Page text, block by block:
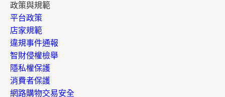
政策與規範
平台政策
店家規範
違規事件通報
智財侵權檢舉
隱私權保護
消費者保護
網路購物交易安全